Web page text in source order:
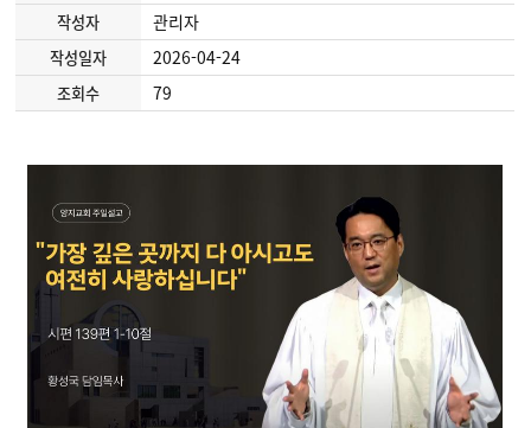
작성자 관리자
작성일자 2026-04-24
조회수 79